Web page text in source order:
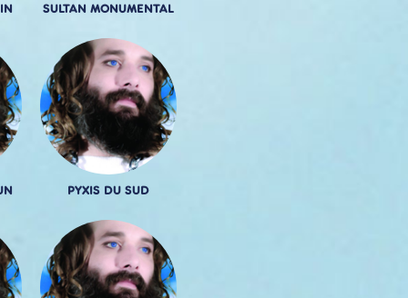
SULTAN MONUMENTAL
PYXIS DU SUD